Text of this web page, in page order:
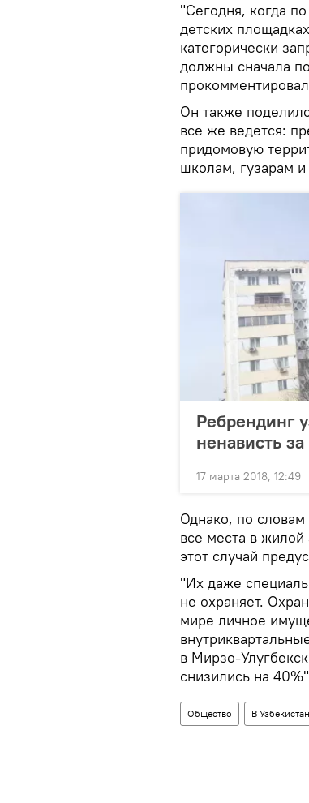
"Сегодня, когда
детских
категорически
должны сначала
Он также
все же ведется:
придомовую
школам, гузарам
Ребрендинг
ненависть
17 марта 2018, 12:49
Однако, по словам
все места в
этот случай
"Их даже
не охраняет.
мире личное
в Мирзо-
снизились на
Общество В